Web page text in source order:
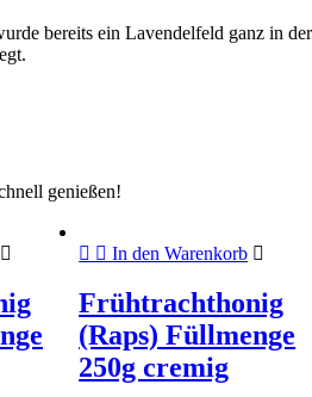
bereits ein Lavendelfeld ganz in der
genießen!
In den Warenkorb
Frühtrachthonig
(Raps) Füllmenge
250g cremig